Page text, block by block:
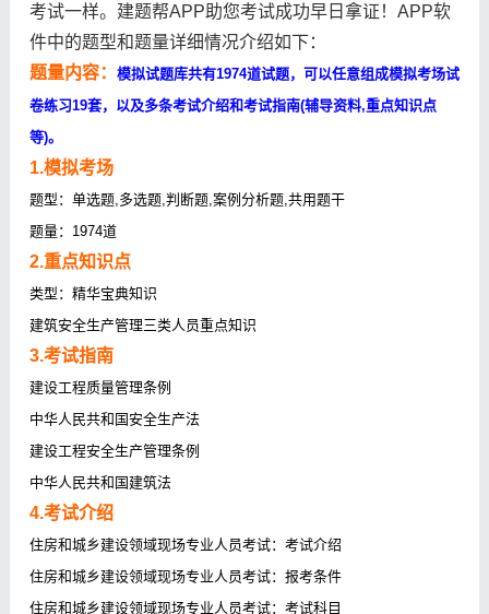
考试一样。建题帮APP助您考试成功早日拿证！APP软
件中的题型和题量详细情况介绍如下：
题量内容： 模拟试题库共有1974道试题，可以任意组成模拟考场试
卷练习19套，以及多条考试介绍和考试指南(辅导资料,重点知识点
等)。
1.模拟考场
题型：单选题,多选题,判断题,案例分析题,共用题干
题量：1974道
2.重点知识点
类型：精华宝典知识
建筑安全生产管理三类人员重点知识
3.考试指南
建设工程质量管理条例
中华人民共和国安全生产法
建设工程安全生产管理条例
中华人民共和国建筑法
4.考试介绍
住房和城乡建设领域现场专业人员考试：考试介绍
住房和城乡建设领域现场专业人员考试：报考条件
住房和城乡建设领域现场专业人员考试：考试科目